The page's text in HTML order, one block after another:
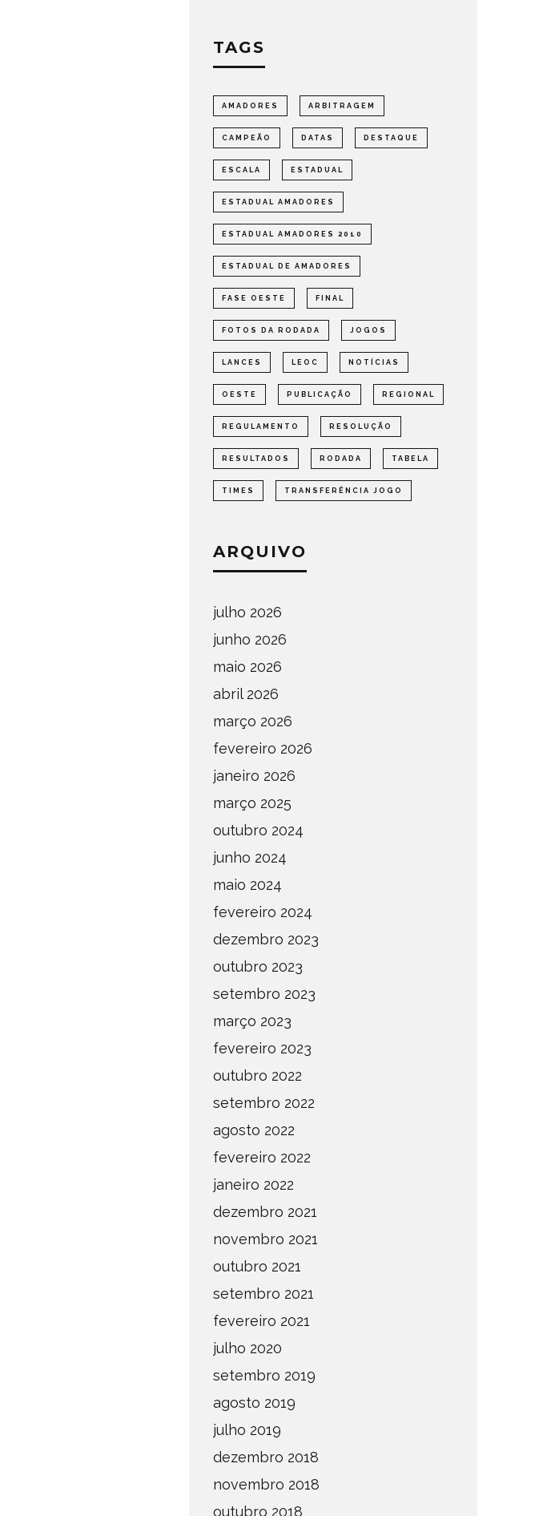
TAGS
AMADORES ARBITRAGEM
CAMPEÃO DATAS DESTAQUE
ESCALA ESTADUAL
ESTADUAL AMADORES
ESTADUAL AMADORES 2010
ESTADUAL DE AMADORES
FASE OESTE FINAL
FOTOS DA RODADA JOGOS
LANCES LEOC NOTÍCIAS
OESTE PUBLICAÇÃO REGIONAL
REGULAMENTO RESOLUÇÃO
RESULTADOS RODADA TABELA
TIMES TRANSFERÊNCIA JOGO
ARQUIVO
julho 2026
junho 2026
maio 2026
abril 2026
março 2026
fevereiro 2026
janeiro 2026
março 2025
outubro 2024
junho 2024
maio 2024
fevereiro 2024
dezembro 2023
outubro 2023
setembro 2023
março 2023
fevereiro 2023
outubro 2022
setembro 2022
agosto 2022
fevereiro 2022
janeiro 2022
dezembro 2021
novembro 2021
outubro 2021
setembro 2021
fevereiro 2021
julho 2020
setembro 2019
agosto 2019
julho 2019
dezembro 2018
novembro 2018
outubro 2018